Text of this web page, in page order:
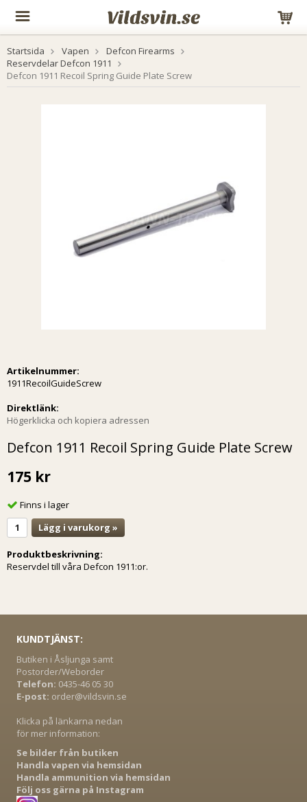
Startsida Vapen
Defcon Firearms
Reservdelar Defcon 1911
Defcon 1911 Recoil Spring Guide Plate Screw
Artikelnummer:
1911RecoilGuideScrew
Direktlänk:
Högerklicka och kopiera adressen
Defcon 1911 Recoil Spring Guide Plate Screw
175 kr
Finns i lager
Lägg i varukorg »
Produktbeskrivning:
Reservdel till våra Defcon 1911:or.
KUNDTJÄNST:
Butiken i Åsljunga samt
Postorder/Weborder
Telefon: 0435-46 05 30
E-post: order@vildsvin.se
Klicka på länkarna nedan
för mer information:
Se bilder från butiken
Handla vapen via hemsidan
Handla ammunition via hemsidan
Följ oss gärna på Instagram